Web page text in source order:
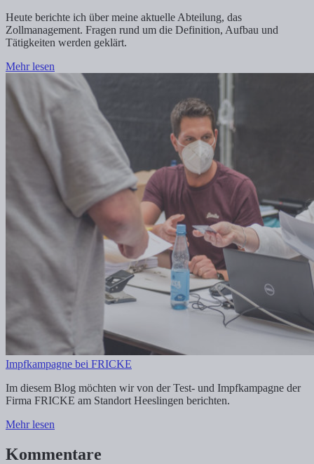
Heute berichte ich über meine aktuelle Abteilung, das
Zollmanagement. Fragen rund um die Definition, Aufbau und
Tätigkeiten werden geklärt.
Mehr lesen
Impfkampagne bei FRICKE
Im diesem Blog möchten wir von der Test- und Impfkampagne der
Firma FRICKE am Standort Heeslingen berichten.
Mehr lesen
Kommentare